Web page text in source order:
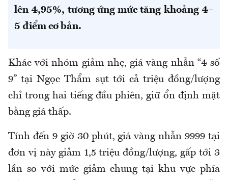
lên 4,95%, tương ứng mức tăng khoảng 4–
5 điểm cơ bản.
Khác với nhóm giảm nhẹ, giá vàng nhẫn “4 số
9” tại Ngọc Thẩm sụt tới cả triệu đồng/lượng
chỉ trong hai tiếng đầu phiên, giữ ổn định mặt
bằng giá thấp.
Tính đến 9 giờ 30 phút,giá vàng nhẫn 9999 tại
đơn vị này giảm 1,5 triệu đồng/lượng, gấp tới 3
lần so với mức giảm chung tại khu vực phía